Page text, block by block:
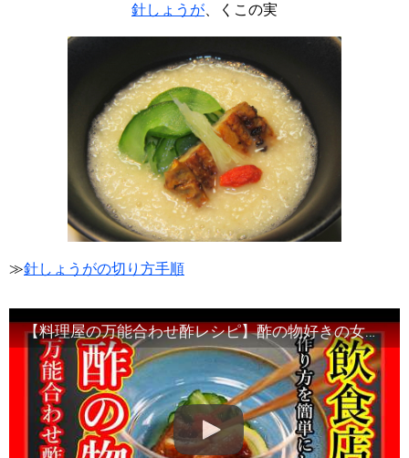
針しょうが 、くこの実
≫針しょうがの切り方手順
【料理屋の万能合わせ酢レシピ】酢の物好きの女性の方々に覚えてほしい割合・Japanese food